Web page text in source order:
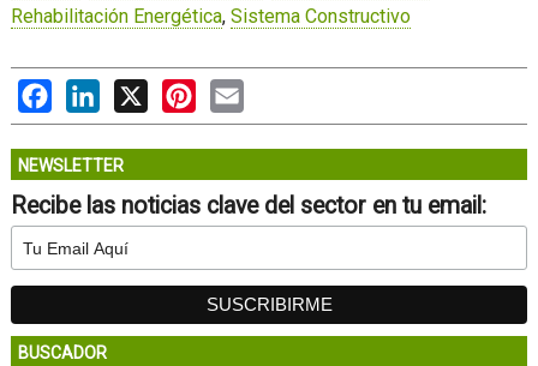
Rehabilitación Energética, Sistema Constructivo
FacebookLinkedIn
X PinterestEmail
NEWSLETTER
Recibe las noticias clave del sector en tu email:
BUSCADOR